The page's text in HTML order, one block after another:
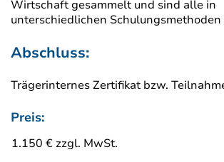
Wirtschaft gesammelt und sind alle in
unterschiedlichen Schulungsmethoden
Abschluss:
Trägerinternes Zertifikat bzw.
Preis:
1.150 € zzgl. MwSt.